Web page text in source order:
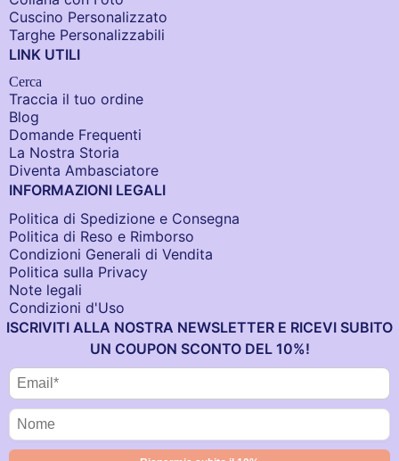
Cuscino Personalizzato
Targhe Personalizzabili
LINK UTILI
Cerca
Traccia il tuo ordine
Blog
Domande Frequenti
La Nostra Storia
Diventa Ambasciatore
INFORMAZIONI LEGALI
Politica di Spedizione e Consegna
Politica di Reso e Rimborso
Condizioni Generali di Vendita
Politica sulla Privacy
Note legali
Condizioni d'Uso
ISCRIVITI ALLA NOSTRA NEWSLETTER E RICEVI SUBITO
UN COUPON SCONTO DEL 10%!